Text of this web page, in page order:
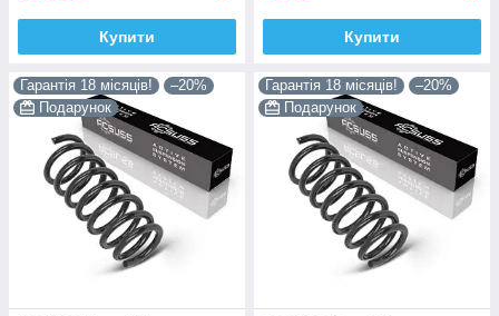
Купити Купити
Гарантія 18 місяців!
–20%
Подарунок
Гарантія 18 місяців!
–20%
Подарунок